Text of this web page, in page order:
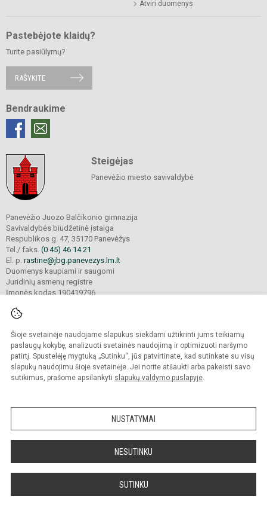
Šioje svetainėje naudojame slapukus siekdami užtikrinti jums teikiamų
paslaugų kokybę, analizuoti svetainės naudojimą ir optimizuoti naršymo
patirtį. Spustelėję mygtuką „Sutinku“, jūs patvirtinate, kad sutinkate su visų
slapukų naudojimu šioje svetainėje. Jei norite atšaukti arba pakeisti savo
sutikimus, prašome apsilankyti slapukų valdymo puslapyje.
NUSTATYMAI
NESUTINKU
SUTINKU
Atviri duomenys
Pastebėjote klaidų?
Turite pasiūlymų?
RAŠYKITE
Bendraukime
Steigėjas
Panevėžio miesto savivaldybė
Panevėžio Juozo Balčikonio gimnazija
Savivaldybės biudžetinė įstaiga
Respublikos g. 47, 35170 Panevėžys
Tel./ faks. (0 45) 46 14 21
El. p. rastine@jbg.panevezys.lm.lt
Duomenys kaupiami ir saugomi
Juridinių asmenų registre
Įmonės kodas 190419796
© 2026. Panevėžio Juozo Balčikonio gimnazija. Visos teisės saugomos.
Kopijuoti turinį be raštiško gimnazijos sutikimo griežtai draudžiama.
Prieinamumo paraiška Slapukų politika
Sumanus būdas atnaujinti